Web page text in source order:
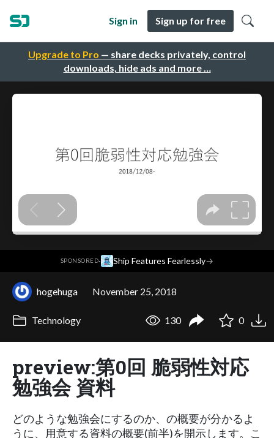
Upgrade to Pro — share decks privately, control
downloads, hide ads and more …
Sign in Sign up for free
SPONSORED· Ship Features Fearlessly→
hogehuga November 25, 2018
Technology 130 0
preview:第0回 脆弱性対応
勉強会 資料
どのような勉強会にするのか、の概要が分かるよ
うに、用意する資料の概要(前半)を開示します。こ